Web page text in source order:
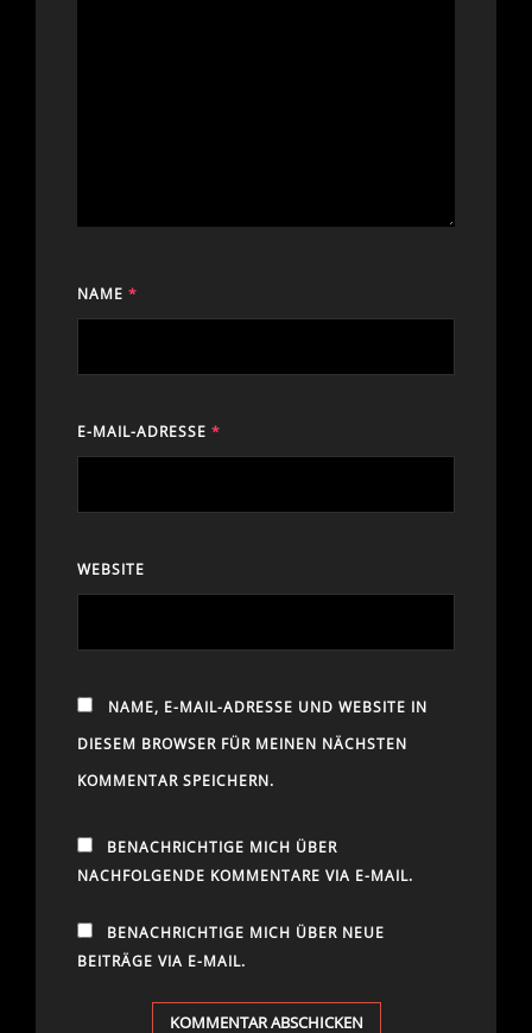
NAME *
E-MAIL-ADRESSE *
WEBSITE
NAME, E-MAIL-ADRESSE UND WEBSITE IN
DIESEM BROWSER FÜR MEINEN NÄCHSTEN
KOMMENTAR SPEICHERN.
BENACHRICHTIGE MICH ÜBER
NACHFOLGENDE KOMMENTARE VIA E-MAIL.
BENACHRICHTIGE MICH ÜBER NEUE
BEITRÄGE VIA E-MAIL.